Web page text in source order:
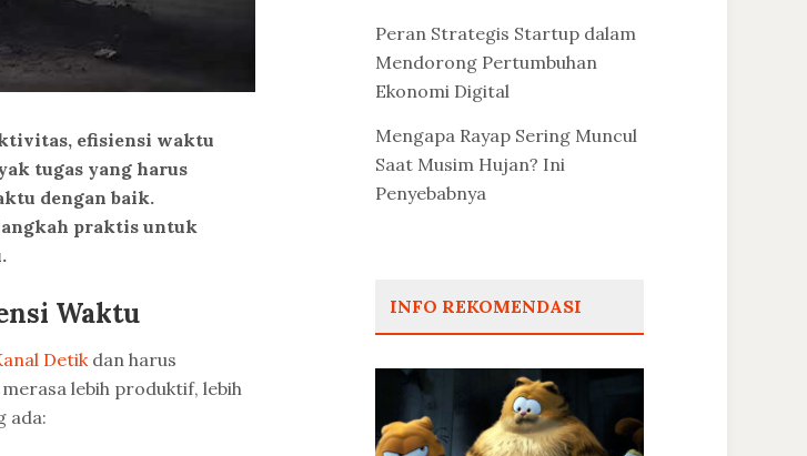
efisiensi waktu
tugas yang harus
dengan baik.
praktis untuk
Waktu
Detikdan harus
lebih produktif, lebih
ada:
Peran Strategis Startup dalam
Mendorong Pertumbuhan
Ekonomi Digital
Mengapa Rayap Sering Muncul
Saat Musim Hujan? Ini
Penyebabnya
INFO REKOMENDASI